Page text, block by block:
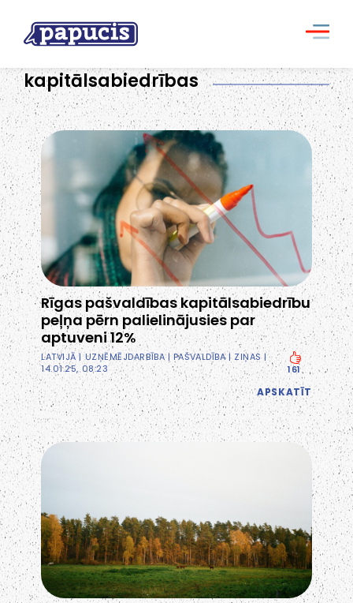
kapitālsabiedrības
Rīgas pašvaldības kapitālsabiedrību
peļņa pērn palielinājusies par
aptuveni 12%
LATVIJĀ|UZŅĒMĒJDARBĪBA| PAŠVALDĪBA| ZIŅAS|
14.01.25, 08:23
161
APSKATĪT